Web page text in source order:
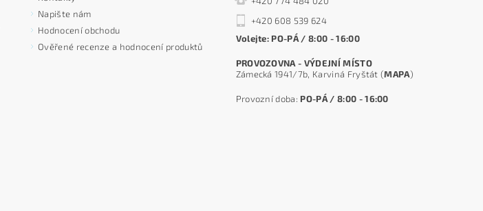
Napište nám
Hodnocení obchodu
Ověřené recenze a hodnocení produktů
+420 608 539 624
Volejte: PO-PÁ / 8:00 - 16:00
PROVOZOVNA - VÝDEJNÍ MÍSTO
Zámecká 1941/7b, Karviná Fryštát (MAPA)
Provozní doba:PO-PÁ / 8:00 - 16:00